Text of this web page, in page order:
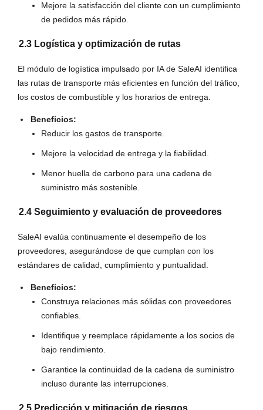
Mejore la satisfacción del cliente con un cumplimiento
de pedidos más rápido.
2.3 Logística y optimización de rutas
El módulo de logística impulsado por IA de SaleAI identifica
las rutas de transporte más eficientes en función del tráfico,
los costos de combustible y los horarios de entrega.
Beneficios:
Reducir los gastos de transporte.
Mejore la velocidad de entrega y la fiabilidad.
Menor huella de carbono para una cadena de
suministro más sostenible.
2.4 Seguimiento y evaluación de proveedores
SaleAI evalúa continuamente el desempeño de los
proveedores, asegurándose de que cumplan con los
estándares de calidad, cumplimiento y puntualidad.
Beneficios:
Construya relaciones más sólidas con proveedores
confiables.
Identifique y reemplace rápidamente a los socios de
bajo rendimiento.
Garantice la continuidad de la cadena de suministro
incluso durante las interrupciones.